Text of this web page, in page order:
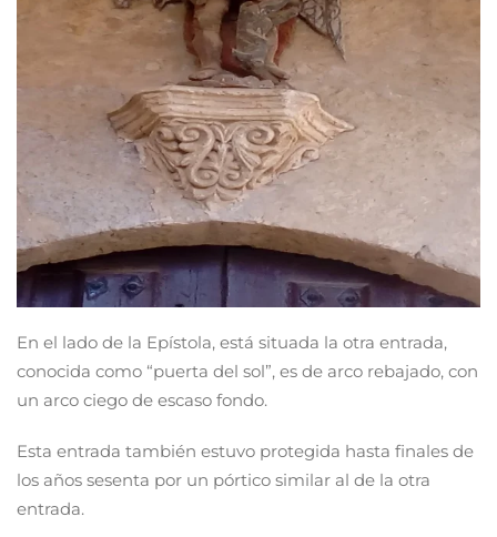
Read more
En el lado de la Epístola, está situada la otra entrada,
conocida como “puerta del sol”, es de arco rebajado, con
un arco ciego de escaso fondo.
Esta entrada también estuvo protegida hasta finales de
los años sesenta por un pórtico similar al de la otra
entrada.